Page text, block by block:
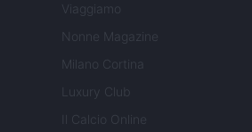
Viaggiamo
Nonne Magazine
Milano Cortina
Luxury Club
Il Calcio Online